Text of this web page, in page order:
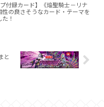
プ付録カード】《焔聖騎士－リナ
性の良さそうなカード・テーマを
！
と